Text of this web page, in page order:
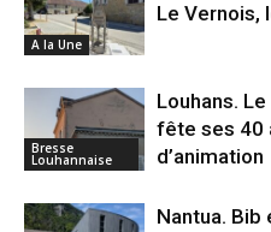
A la Une
Le Vernois,
Bresse
Louhannaise
Louhans.
fête ses 40
d’animation
Nantua. Bib